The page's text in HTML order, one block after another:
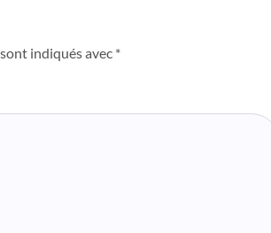
indiqués avec *